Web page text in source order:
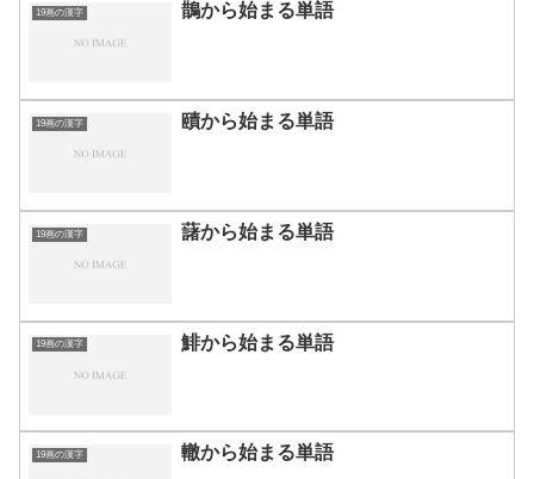
19画の漢字 鵲から始まる単語
19画の漢字 賾から始まる単語
19画の漢字 藷から始まる単語
19画の漢字 鯡から始まる単語
19画の漢字 轍から始まる単語